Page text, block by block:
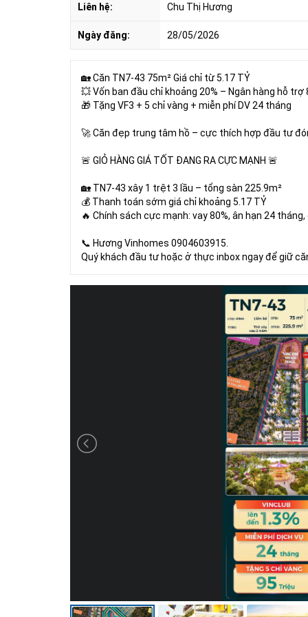
Liên hệ: Chu Thị Hương
Ngày đăng: 28/05/2026
🏡 Căn TN7-43 75m² Giá chỉ từ 5.17 TỶ
💥 Vốn ban đầu chỉ khoảng 20% – Ngân hàng hỗ
🎁 Tặng VF3 + 5 chỉ vàng + miễn phí DV 24 tháng
🚀 Căn đẹp trung tâm hồ – cực thích hợp đầu tư
🚨 GIỎ HÀNG GIÁ TỐT ĐANG RA CỰC MẠNH 🚨
🏡 TN7-43 xây 1 trệt 3 lầu – tổng sàn 225.9m²
💰 Thanh toán sớm giá chỉ khoảng 5.17 TỶ
🔥 Chính sách cực mạnh: vay 80%, ân hạn 24
📞 Hương Vinhomes 0904603915.
Quý khách đầu tư hoặc ở thực inbox ngay để giữ